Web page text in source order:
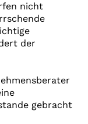
nicht
der
gebracht